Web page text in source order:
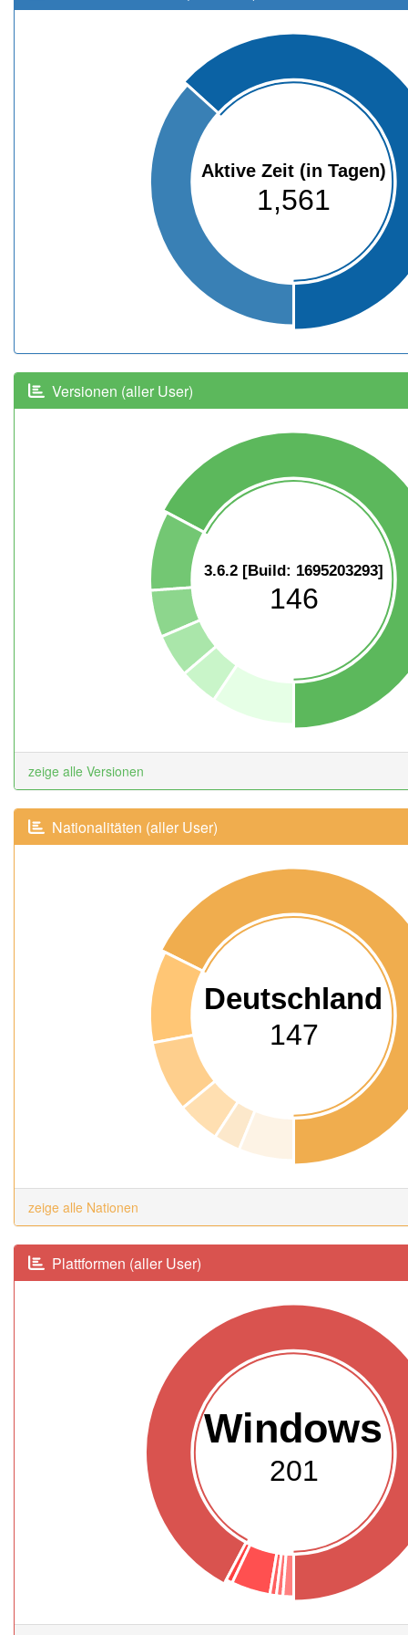
Aktive Zeit (in Tagen)
1,561
Versionen (aller User)
3.6.2 [Build: 1695203293]
146
zeige alle Versionen
Nationalitäten (aller User)
Deutschland
147
zeige alle Nationen
Plattformen (aller User)
Windows
201